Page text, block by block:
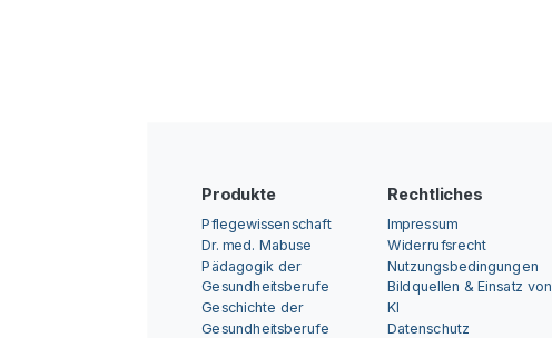
Produkte
Pflegewissenschaft
Dr. med. Mabuse
Pädagogik der
Gesundheitsberufe
Geschichte der
Gesundheitsberufe
Rechtliches
Impressum
Widerrufsrecht
Nutzungsbedingungen
Bildquellen & Einsatz von
KI
Datenschutz